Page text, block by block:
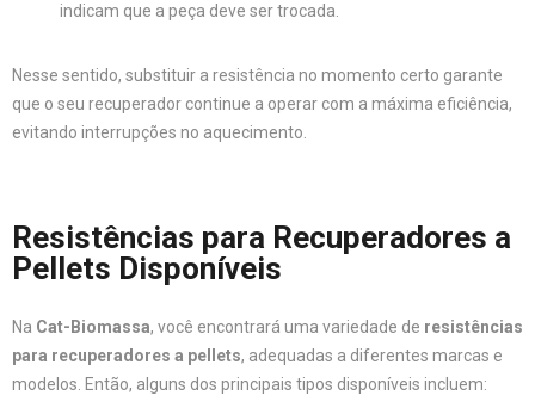
indicam que a peça deve ser trocada.
Nesse sentido, substituir a resistência no momento certo garante
que o seu recuperador continue a operar com a máxima eficiência,
evitando interrupções no aquecimento.
Resistências para Recuperadores a
Pellets Disponíveis
Na Cat-Biomassa, você encontrará uma variedade de resistências
para recuperadores a pellets, adequadas a diferentes marcas e
modelos. Então, alguns dos principais tipos disponíveis incluem: